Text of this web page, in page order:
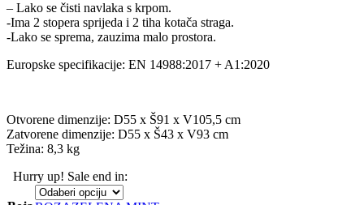
– Lako se čisti navlaka s krpom.
-Ima 2 stopera sprijeda i 2 tiha kotača straga.
-Lako se sprema, zauzima malo prostora.
Europske specifikacije: EN 14988:2017 + A1:2020
Otvorene dimenzije: D55 x Š91 x V105,5 cm
Zatvorene dimenzije: D55 x Š43 x V93 cm
Težina: 8,3 kg
Hurry up! Sale end in: